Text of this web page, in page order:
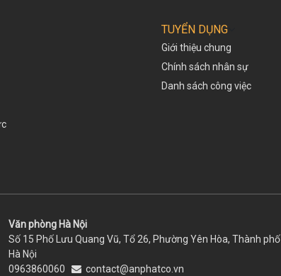
TUYỂN DỤNG
Giới thiệu chung
Chính sách nhân sự
Danh sách công việc
Văn phòng Hà Nội
Số 15 Phố Lưu Quang Vũ, Tổ 26, Phường Yên Hòa, Thành phố
Hà Nội
0963860060
contact@anphatco.vn